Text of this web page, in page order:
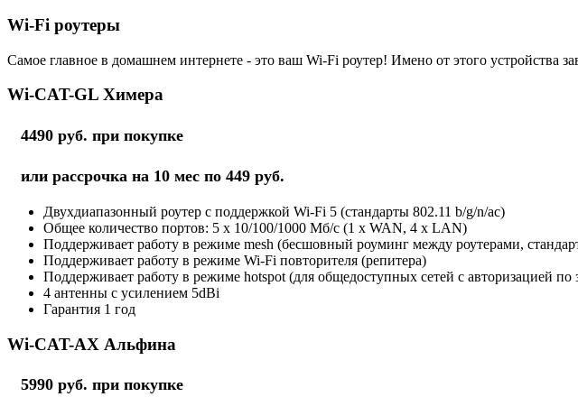
Wi-Fi роутеры
Самое главное в домашнем интернете - это ваш Wi-Fi роутер! Имено от этого устройства
Wi-CAT-GL Химера
4490 руб. при покупке
или рассрочка на 10 мес по 449 руб.
Двухдиапазонный роутер с поддержкой Wi-Fi 5 (стандарты 802.11 b/g/n/ac)
Общее количество портов: 5 х 10/100/1000 Мб/с (1 x WAN, 4 x LAN)
Поддерживает работу в режиме mesh (бесшовный роуминг между роутерами,
Поддерживает работу в режиме Wi-Fi повторителя (репитера)
Поддерживает работу в режиме hotspot (для общедоступных сетей с авторизацией по
4 антенны с усилением 5dBi
Гарантия 1 год
Wi-CAT-AX Альфина
5990 руб. при покупке